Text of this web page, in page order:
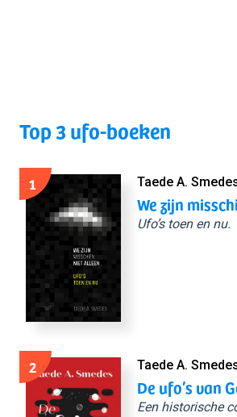
Top 3 ufo-boeken
1 Taede A.
We zijn
Ufo’s toen en nu.
2 Taede A.
De ufo’s van
Een historische